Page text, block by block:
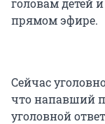
прямом эфире.
Сейчас
что напавший
уголовной